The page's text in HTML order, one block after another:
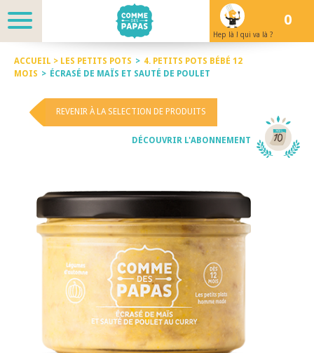
Hep là ! qui va là ?
0
ACCUEIL > LES PETITS POTS > 4. PETITS POTS BÉBÉ 12
MOIS > ÉCRASÉ DE MAÏS ET SAUTÉ DE POULET
REVENIR À LA SELECTION DE PRODUITS
DÉCOUVRIR L'ABONNEMENT